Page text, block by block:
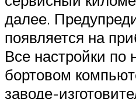
далее.
появляется на
Все настройки
бортовом
заводе-